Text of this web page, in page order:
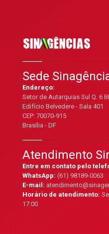
Sede
Endereço:
Setor de Autarquias Sul Q. 6
Edifício Belvedere - Sala 401
CEP: 70070-915
Brasília - DF
Atendimento
Entre em contato pelo
WhatsApp:(61) 98189-0063
E-mail:
Horário de atendimento:
17:00